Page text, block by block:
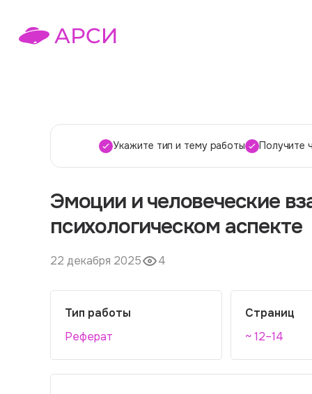
Укажите тип и тему работы Получите
Эмоции и человеческие
психологическом аспекте
22 декабря 2025 4
Тип работы
Реферат
Страниц
~ 12–14